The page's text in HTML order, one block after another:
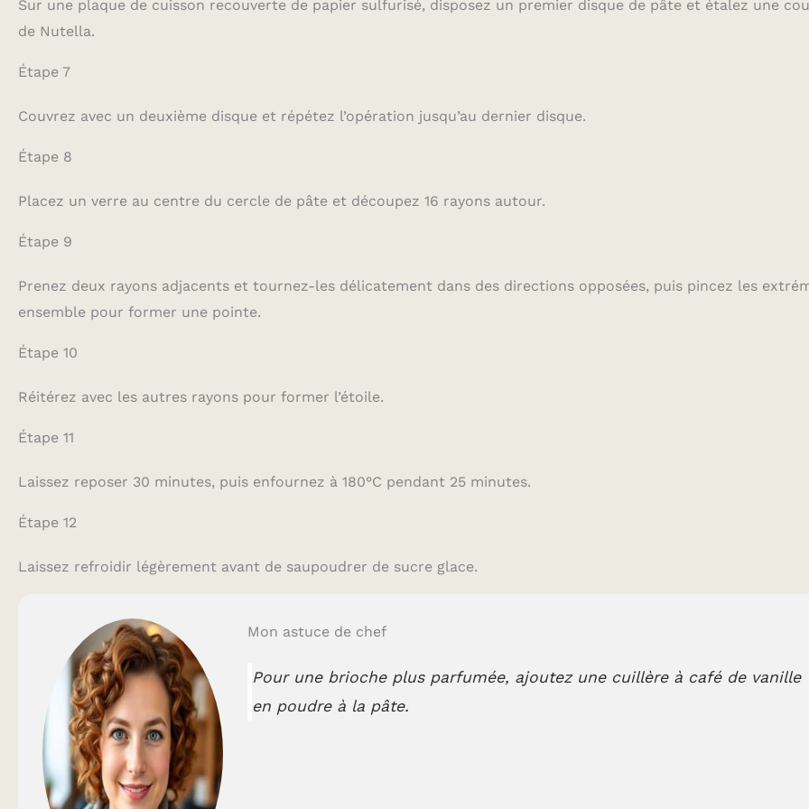
Sur une plaque de cuisson recouverte de papier sulfurisé, disposez un premier disque de pâte et étalez une
de Nutella.
Étape 7
Couvrez avec un deuxième disque et répétez l’opération jusqu’au dernier disque.
Étape 8
Placez un verre au centre du cercle de pâte et découpez 16 rayons autour.
Étape 9
Prenez deux rayons adjacents et tournez-les délicatement dans des directions opposées, puis pincez les
ensemble pour former une pointe.
Étape 10
Réitérez avec les autres rayons pour former l’étoile.
Étape 11
Laissez reposer 30 minutes, puis enfournez à 180°C pendant 25 minutes.
Étape 12
Laissez refroidir légèrement avant de saupoudrer de sucre glace.
Mon astuce de chef
Pour une brioche plus parfumée, ajoutez une cuillère à café de vanille
en poudre à la pâte.